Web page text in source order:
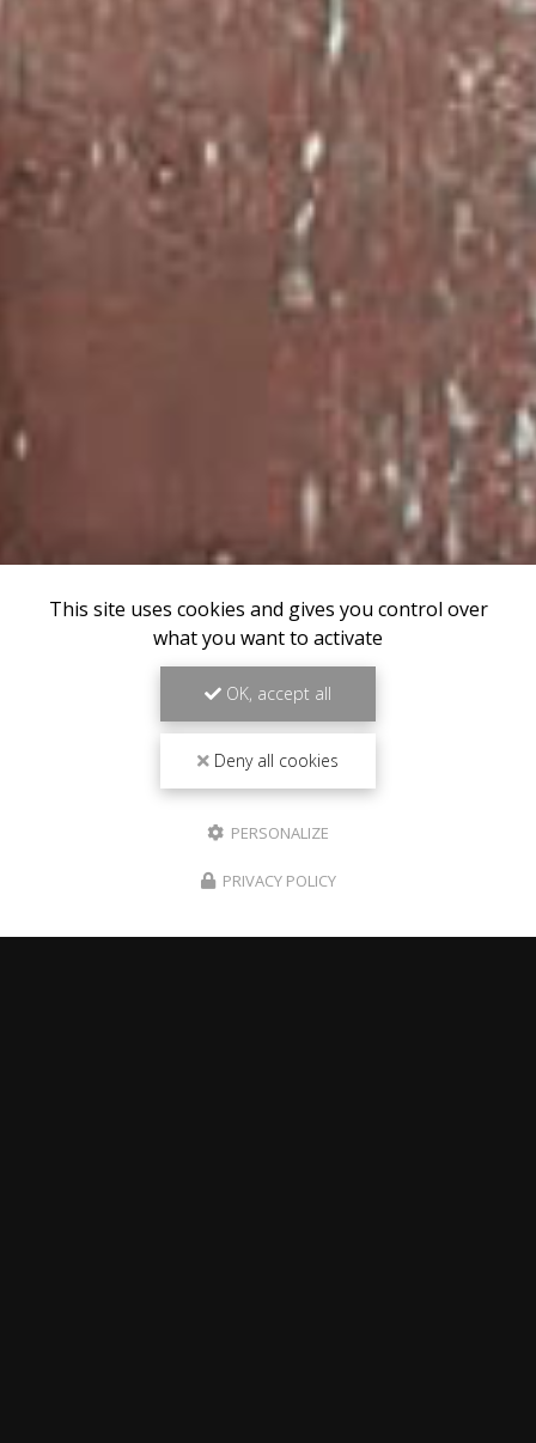
This site uses cookies and gives you control over
what you want to activate
OK, accept all
Deny all cookies
PERSONALIZE
PRIVACY POLICY